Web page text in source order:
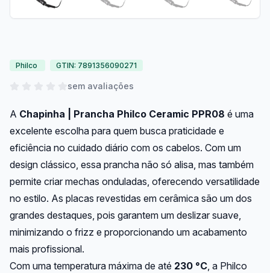
Philco GTIN: 7891356090271
sem avaliações
A Chapinha | Prancha Philco Ceramic PPR08 é uma
excelente escolha para quem busca praticidade e
eficiência no cuidado diário com os cabelos. Com um
design clássico, essa prancha não só alisa, mas também
permite criar mechas onduladas, oferecendo versatilidade
no estilo. As placas revestidas em cerâmica são um dos
grandes destaques, pois garantem um deslizar suave,
minimizando o frizz e proporcionando um acabamento
mais profissional.
Com uma temperatura máxima de até 230 °C, a Philco